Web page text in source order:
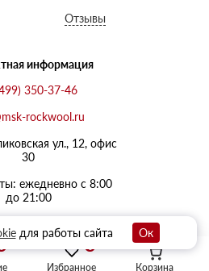
Избранное Корзина
Отзывы
информация
350-37-46
rockwool.ru
ул., 12, офис
30
ежедневно с 8:00
до 21:00
для работы сайта Ок